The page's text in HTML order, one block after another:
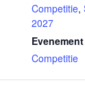
Competitie,
2027
Competitie